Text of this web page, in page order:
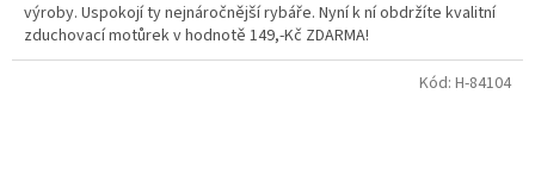
výroby. Uspokojí ty nejnáročnější rybáře. Nyní k ní obdržíte kvalitní
zduchovací motůrek v hodnotě 149,-Kč ZDARMA!
Kód: H-84104